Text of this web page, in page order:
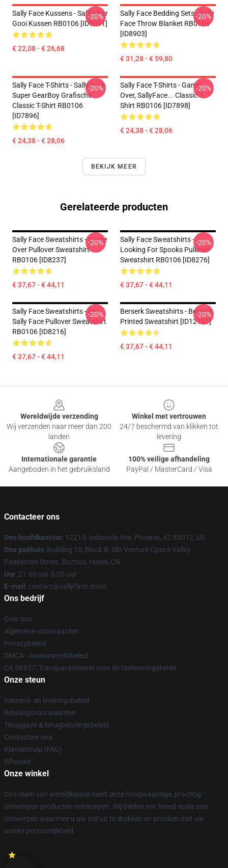
Sally Face Kussens - Sal Fisher
Gooi Kussen RB0106 [ID9091]
€ 22,08 - € 26,68
-20%
Sally Face Bedding Sets - Sally
Face Throw Blanket RB0106
[ID8903]
€ 31,28 - € 59,80
-20%
Sally Face T-Shirts - Sally Face
Super GearBoy Grafische
Classic T-Shirt RB0106
[ID7896]
€ 24,38 - € 28,06
-20%
Sally Face T-Shirts - Game
Over, SallyFace... Classic T-
Shirt RB0106 [ID7898]
€ 24,38 - € 28,06
-20%
BEKIJK MEER
Gerelateerde producten
Sally Face Sweatshirts - Game
Over Pullover Sweatshirt
RB0106 [ID8237]
€ 37,67 - € 44,11
-20%
Sally Face Sweatshirts -
Looking For Spooks Pullover
Sweatshirt RB0106 [ID8276]
€ 37,67 - € 44,11
-20%
Sally Face Sweatshirts - Sal -
Sally Face Pullover Sweatshirt
RB0106 [ID8216]
€ 37,67 - € 44,11
-20%
Berserk Sweatshirts - Berserk
Printed Sweatshirt [ID12191]
€ 37,67 - € 44,11
-20%
Wereldwijde verzending
Wij verzenden naar meer dan 200
landen
Winkel met vertrouwen
24/7 beschermd van klikken tot
levering
Internationale garantie
Aangeboden in het gebruiksland
100% veilige afhandeling
PayPal / MasterCard / Visa
Contacteer ons
Ons hoofdkantoor: 1221 E Indianola Ave, Phoenix, AZ 85012, US
Ons pakhuis: Building 10, Block B, SBI Venture Optics Valley
Pedestrian Street, Bozhou, Hubei, CN
Uur: 21.00 uur 5.00 uur
E-mail : contact@sallyface.store
Ons bedrijf
Over ons
Algemene voorwaarden
Privacybeleid
DMCA - Auteursrechtbeleid
CA SB657: Transparantiewet voor de toeleveringsketen
Onze steun
Verzend- en leveringsbeleid
Betalingsvoorwaarden
Teruggave & terugbetalingsbeleid
Contacteer ons
Klantenhulp (FAQ)
Whosale
Onze winkel
Ons team van wereldklasse heeft deze hoogwaardige, prachtig
ontworpen producten ontworpen. Wij bieden een breed scala aan
ontwerpen waarmee u uw stijl uit te drukken en pronken met uw
unieke persoonlijkheid.